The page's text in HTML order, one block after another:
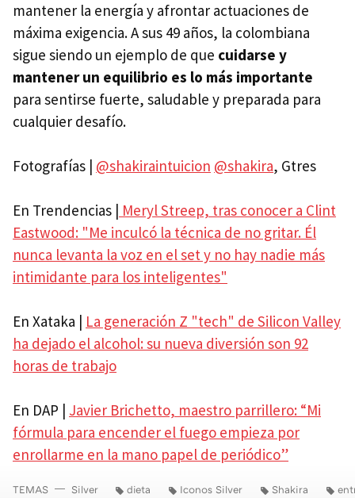
mantener la energía y afrontar actuaciones de
máxima exigencia. A sus 49 años, la colombiana
sigue siendo un ejemplo de que cuidarse y
mantener un equilibrio es lo más importante
para sentirse fuerte, saludable y preparada para
cualquier desafío.
Fotografías | @shakiraintuicion @shakira, Gtres
En Trendencias | Meryl Streep, tras conocer a Clint
Eastwood: "Me inculcó la técnica de no gritar. Él
nunca levanta la voz en el set y no hay nadie más
intimidante para los inteligentes"
En Xataka | La generación Z "tech" de Silicon Valley
ha dejado el alcohol: su nueva diversión son 92
horas de trabajo
En DAP | Javier Brichetto, maestro parrillero: “Mi
fórmula para encender el fuego empieza por
enrollarme en la mano papel de periódico”
TEMAS Silver dieta Iconos Silver Shakira